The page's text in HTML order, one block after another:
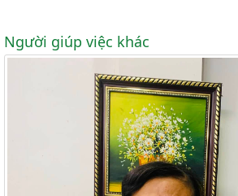
Người giúp việc khác